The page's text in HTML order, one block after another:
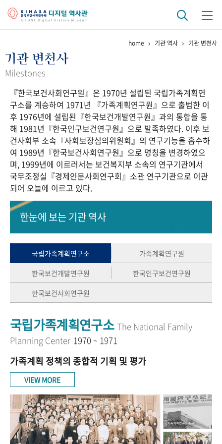
걸어온 길 기관 변천사
연구 역사
정책과 연구 키워드로 보는 연구 역사
연구자들
간행물 변천사
기록물 아카이브
사진 아카이브 문서 기록물 행정박물 영상 기록물
50+1 주년 기념
세계와 함께 한 KIHASA
VR 역사관
home 기관 역사 기관 변천사
기관 변천사
Milestones
『한국보건사회연구원』은 1970년 설립된 국립가족계획연
구소를 계승하여 1971년 『가족계획연구원』으로 출범한 이
후 1976년에 설립된『한국보건개발연구원』과의 통합을 통
해 1981년『한국인구보건연구원』으로 발족하였다. 이후 보
건사회부 소속『사회보장심의위원회』의 연구기능을 흡수하
여 1989년『한국보건사회연구원』으로 명칭을 변경하였으
며, 1999년에 이르러서는 보건복지부 소속의 연구기관에서
국무조정실『경제인문사회연구회』소관 연구기관으로 이관
되어 오늘에 이르고 있다.
한눈에 보는기관 역사
국립가족계획연구소
가족계획연구원
한국보건개발연구원
한국인구보건연구원
한국보건사회연구원
국립가족계획연구소 The National Family
Planning Center 1970 ~ 1971
가족계획 정책의 종합적 기획 및 평가
VIEW MORE